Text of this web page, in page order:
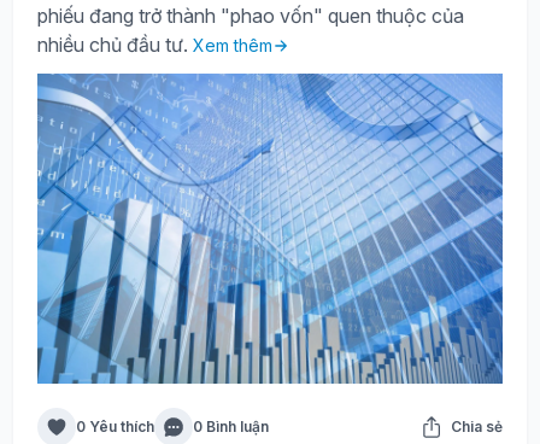
phiếu đang trở thành "phao vốn" quen thuộc của
nhiều chủ đầu tư. Xem thêm
0 Yêu thích 0 Bình luận Chia sẻ